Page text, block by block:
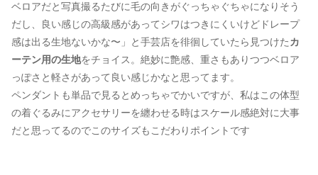
ベロアだと写真撮るたびに毛の向きがぐっちゃぐちゃになりそう
だし、良い感じの高級感があってシワはつきにくいけどドレープ
感は出る生地ないかな〜」と手芸店を徘徊していたら見つけたカ
ーテン用の生地をチョイス。絶妙に艶感、重さもありつつベロア
っぽさと軽さがあって良い感じかなと思ってます。
ペンダントも単品で見るとめっちゃでかいですが、私はこの体型
の着ぐるみにアクセサリーを纏わせる時はスケール感絶対に大事
だと思ってるのでこのサイズもこだわりポイントです